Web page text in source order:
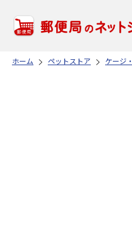
ホーム ペットストア ケージ